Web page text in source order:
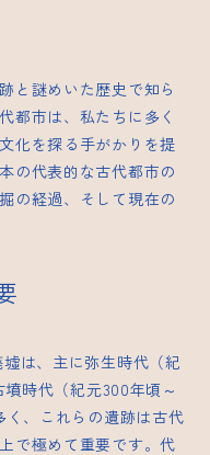
と謎めいた歴史で知ら
都市は、私たちに多く
化を探る手がかりを提
の代表的な古代都市の
の経過、そして現在の
は、主に弥生時代（紀
時代（紀元300年頃～
く、これらの遺跡は古代
で極めて重要です。代